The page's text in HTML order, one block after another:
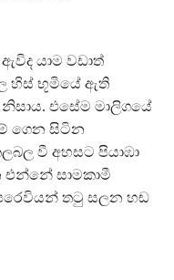
යාම වඩාත්
හිස් භූමියේ ඇති
එසේම මාලිගයේ
ගෙන සිටින
වී අහසට පියාඹා
සාමකාමී
තටු සලන හඬ